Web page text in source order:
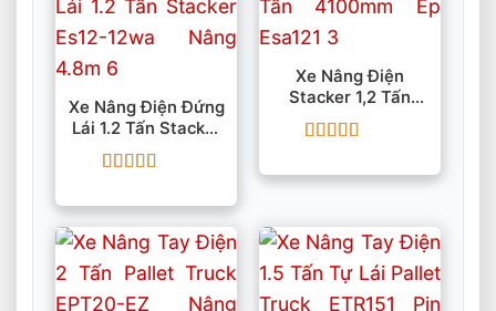
Xe Nâng Điện Đứng
Lái 1.2 Tấn Stacker
ES12-12WA Nâng
4.8m
hạng55 sao
Xe Nâng Điện
Stacker 1,2 Tấn
4100mm EP ESA121
hạng55 sao